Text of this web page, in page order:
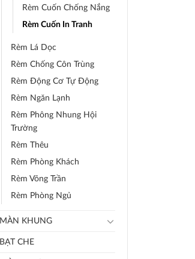
Rèm Cuốn Chống Nắng
Rèm Cuốn In Tranh
Rèm Lá Dọc
Rèm Chống Côn Trùng
Rèm Động Cơ Tự Động
Rèm Ngăn Lạnh
Rèm Phông Nhung Hội
Trường
Rèm Thêu
Rèm Phòng Khách
Rèm Võng Trần
Rèm Phòng Ngủ
MÀN KHUNG
BẠT CHE